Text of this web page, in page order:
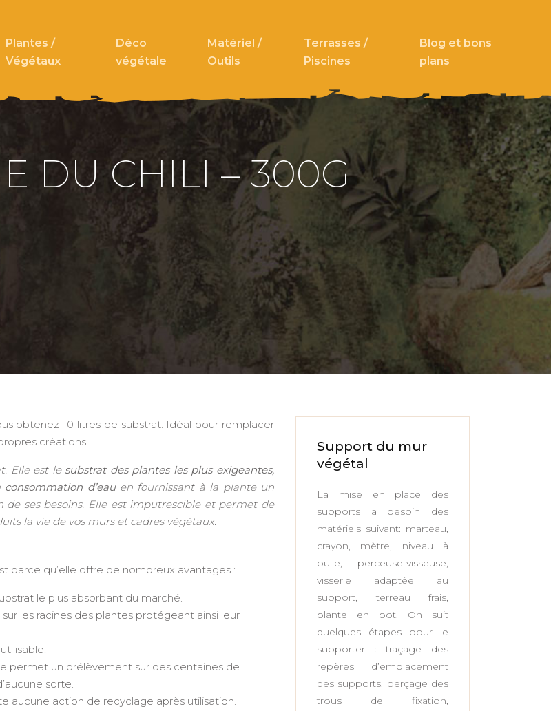
Plantes /
Végétaux
Déco
végétale
Matériel /
Outils
Terrasses /
Piscines
Blog et bons
plans
DU CHILI – 300G
obtenez 10 litres de substrat. Idéal pour remplacer
créations.
Elle est le substrat des plantes les plus exigeantes,
d’eauen fournissant à la plante un
ses besoins. Elle est imputrescible et permet de
la vie de vos murs et cadres végétaux.
parce qu’elle offre de nombreux avantages :
le plus absorbant du marché.
les racines des plantes protégeant ainsi leur
permet un prélèvement sur des centaines de
sorte.
aucune action de recyclage après utilisation.
Support du mur
végétal
La mise en place des
supports a besoin des
matériels suivant: marteau,
crayon, mètre, niveau à
bulle, perceuse-visseuse,
visserie adaptée au
support, terreau frais,
plante en pot. On suit
quelques étapes pour le
supporter : traçage des
repères d’emplacement
des supports, perçage des
trous de fixation,